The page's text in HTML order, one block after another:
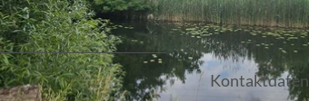
Kontaktdaten